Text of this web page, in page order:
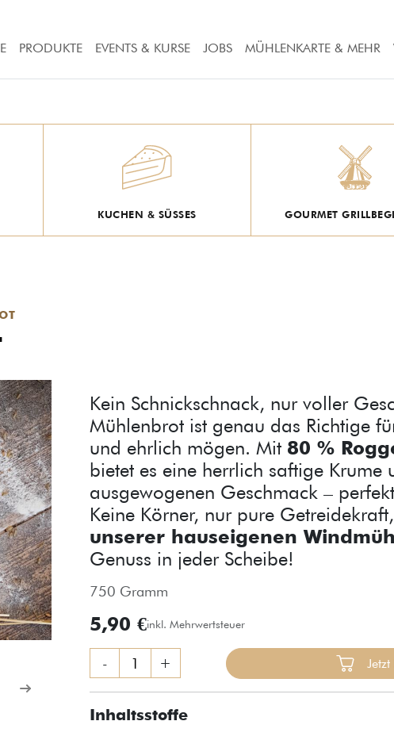
PRODUKTE EVENTS & KURSE JOBS MÜHLENKARTE & MEHR
KUCHEN & SÜSSES GOURMET
Weiter
Kein Schnickschnack, nur voller
Mühlenbrot ist genau das Richtige
und ehrlich mögen. Mit 80 %
bietet es eine herrlich saftige Krume
ausgewogenen Geschmack –
Keine Körner, nur pure Getreidekraft,
unserer hauseigenen
Genuss in jeder Scheibe!
750 Gramm
5,90 €inkl. Mehrwertsteuer
- +
Inhaltsstoffe